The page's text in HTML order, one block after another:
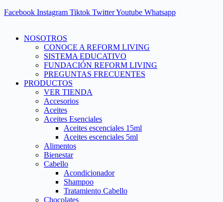
Facebook Instagram Tiktok TwitterYoutube Whatsapp
NOSOTROS
CONOCE A REFORM LIVING
SISTEMA EDUCATIVO
FUNDACIÓN REFORM LIVING
PREGUNTAS FRECUENTES
PRODUCTOS
VER TIENDA
Accesorios
Aceites
Aceites Esenciales
Aceites escenciales 15ml
Aceites escenciales 5ml
Alimentos
Bienestar
Cabello
Acondicionador
Shampoo
Tratamiento Cabello
Chocolates